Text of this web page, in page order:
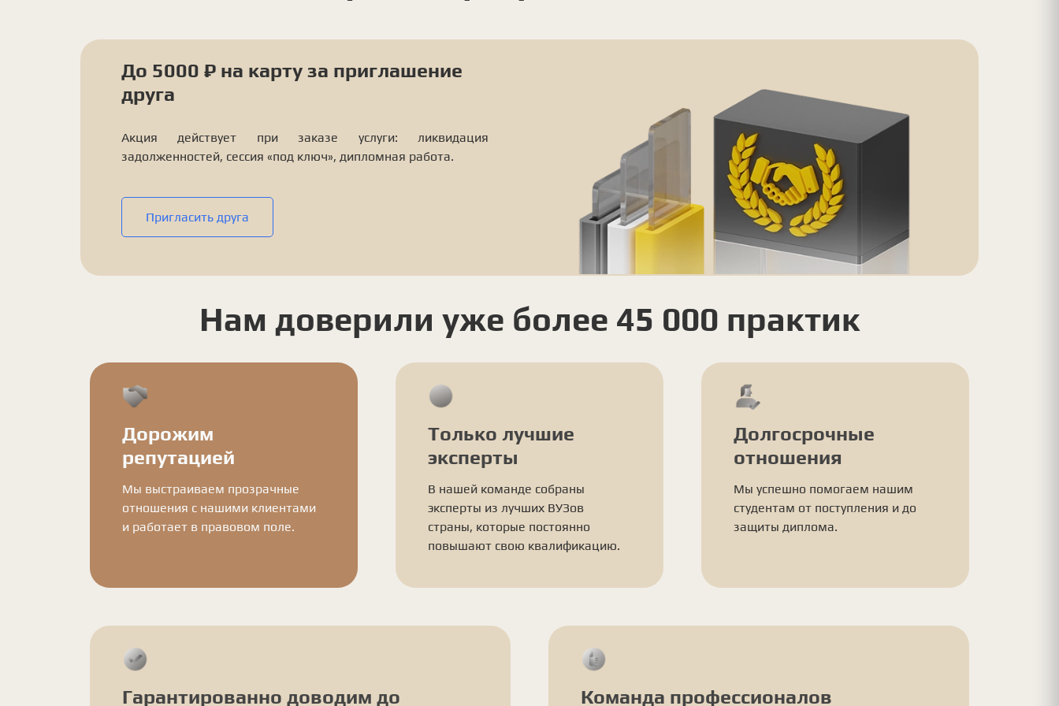
До 5000 ₽ на карту за приглашение
друга
Акция действует при заказе услуги: ликвидация
задолженностей, сессия «под ключ», дипломная работа.
Пригласить друга
Нам доверили уже более 45 000 практик
Дорожим
репутацией
Мы выстраиваем прозрачные
отношения с нашими клиентами
и работает в правовом поле.
Только лучшие
эксперты
В нашей команде собраны
эксперты из лучших ВУЗов
страны, которые постоянно
повышают свою квалификацию.
Долгосрочные
отношения
Мы успешно помогаем нашим
студентам от поступления и до
защиты диплома.
Гарантированно доводим до Команда профессионалов